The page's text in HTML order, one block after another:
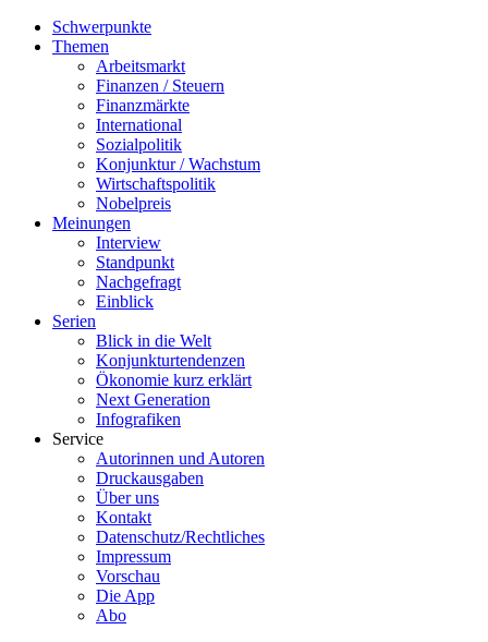
Schwerpunkte
Themen
Arbeitsmarkt
Finanzen / Steuern
Finanzmärkte
International
Sozialpolitik
Konjunktur / Wachstum
Wirtschaftspolitik
Nobelpreis
Meinungen
Interview
Standpunkt
Nachgefragt
Einblick
Serien
Blick in die Welt
Konjunkturtendenzen
Ökonomie kurz erklärt
Next Generation
Infografiken
Service
Autorinnen und Autoren
Druckausgaben
Über uns
Kontakt
Datenschutz/Rechtliches
Impressum
Vorschau
Die App
Abo